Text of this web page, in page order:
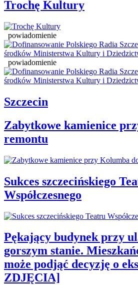
Trochę Kultury
powiadomienie
powiadomienie
Szczecin
Zabytkowe kamienice
remontu
Sukces szczecińskiego
Współczesnego
Pękający budynek przy
gorszym stanie.
może podjąć decyzję o
ZDJĘCIA]